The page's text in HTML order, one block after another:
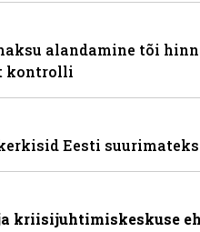
alandamine tõi
kontrolli
Eesti
kriisijuhtimiskeskuse